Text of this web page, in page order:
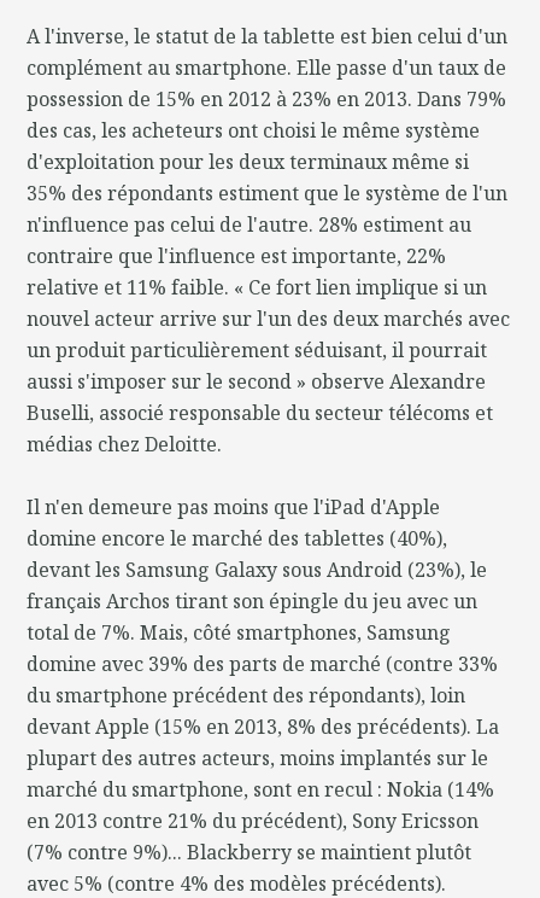
A l'inverse, le statut de la tablette est bien celui d'un
complément au smartphone. Elle passe d'un taux de
possession de 15% en 2012 à 23% en 2013. Dans 79%
des cas, les acheteurs ont choisi le même système
d'exploitation pour les deux terminaux même si
35% des répondants estiment que le système de l'un
n'influence pas celui de l'autre. 28% estiment au
contraire que l'influence est importante, 22%
relative et 11% faible. « Ce fort lien implique si un
nouvel acteur arrive sur l'un des deux marchés avec
un produit particulièrement séduisant, il pourrait
aussi s'imposer sur le second » observe Alexandre
Buselli, associé responsable du secteur télécoms et
médias chez Deloitte.
Il n'en demeure pas moins que l'iPad d'Apple
domine encore le marché des tablettes (40%),
devant les Samsung Galaxy sous Android (23%), le
français Archos tirant son épingle du jeu avec un
total de 7%. Mais, côté smartphones, Samsung
domine avec 39% des parts de marché (contre 33%
du smartphone précédent des répondants), loin
devant Apple (15% en 2013, 8% des précédents). La
plupart des autres acteurs, moins implantés sur le
marché du smartphone, sont en recul : Nokia (14%
en 2013 contre 21% du précédent), Sony Ericsson
(7% contre 9%)... Blackberry se maintient plutôt
avec 5% (contre 4% des modèles précédents).